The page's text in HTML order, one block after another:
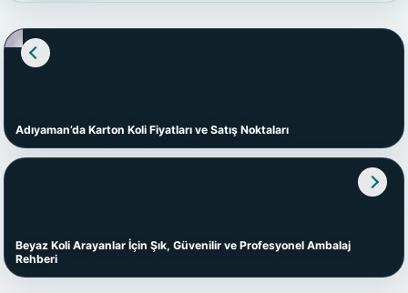
Adıyaman’da Karton Koli Fiyatları ve Satış Noktaları
Beyaz Koli Arayanlar İçin Şık, Güvenilir ve Profesyonel Ambalaj
Rehberi